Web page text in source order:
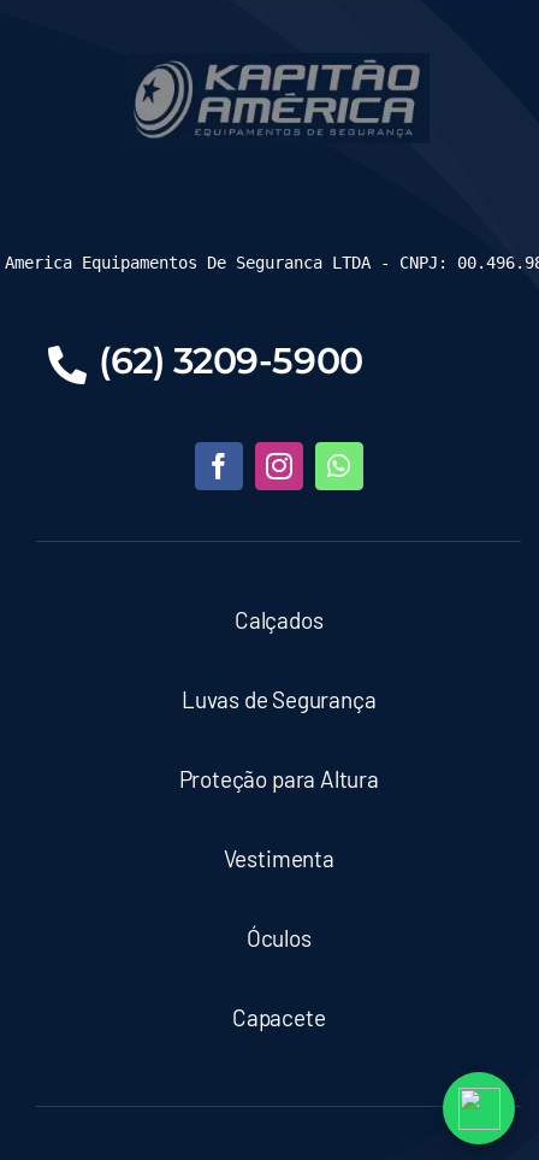
(62) 3209-5900
Calçados
Luvas de Segurança
Proteção para Altura
Vestimenta
Óculos
Capacete
Equipamentos De Seguranca LTDA - CNPJ: